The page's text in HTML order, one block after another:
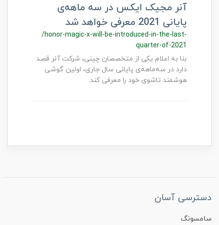
آنر مجیک ایکس در سه ماهه‌ی
پایانی 2021 معرفی خواهد شد
/honor-magic-x-will-be-introduced-in-the-last-
quarter-of-2021
بنا به اعلام یکی از متخصصان چینی، شرکت آنر قصد
دارد در سه‌ماهه‌ی پایانی سال جاری، اولین گوشی
هوشمند تاشوی خود را معرفی کند.​​​​
دسترسی آسان
سامسونگ